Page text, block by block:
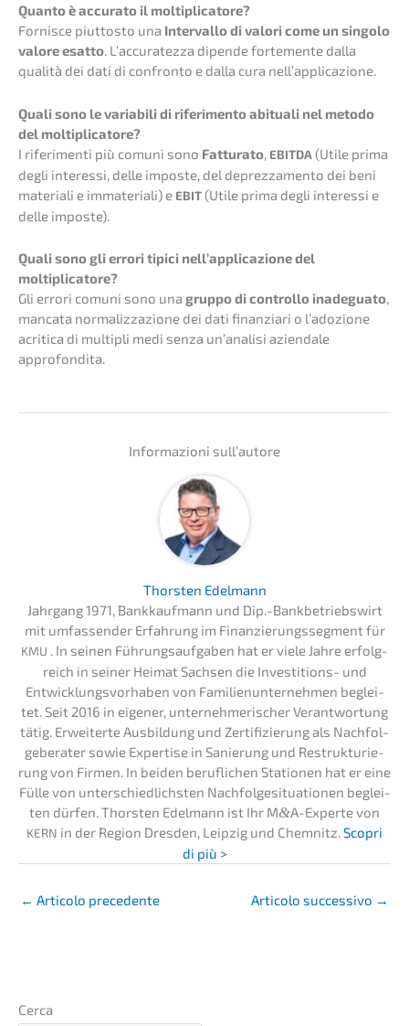
Quanto è accura­to il moltiplicatore?
Fornis­ce piuttosto una Inter­vallo di valori come un singo­lo
valore esatto. L’accu­ra­tez­za dipen­de forte­men­te dalla
quali­tà dei dati di confron­to e dalla cura nell’applicazione.
Quali sono le varia­bi­li di riferi­men­to abitua­li nel metodo
del moltiplicatore?
I riferi­men­ti più comuni sono Fattu­ra­to, EBITDA (Utile prima
degli inter­es­si, delle impos­te, del deprezzamen­to dei beni
materia­li e immate­ria­li) e EBIT (Utile prima degli inter­es­si e
delle imposte).
Quali sono gli errori tipici nell’ap­pli­ca­zio­ne del
moltiplicatore?
Gli errori comuni sono una gruppo di control­lo inade­gua­to,
manca­ta norma­liz­za­zio­ne dei dati finan­zia­ri o l’ado­zio­ne
acriti­ca di multi­pli medi senza un’ana­li­si aziend­a­le
approfondita.
Infor­ma­zio­ni sull’autore
Thors­ten Edelmann
Jahrgang 1971, Bankkauf­mann und Dip.-Bankbetriebswirt
mit umfas­sen­der Erfah­rung im Finan­zie­rungs­seg­ment für
KMU . In seinen Führungs­auf­ga­ben hat er viele Jahre erfolg­
reich in seiner Heimat Sachsen die Inves­ti­ti­ons- und
Entwick­lungs­vor­ha­ben von Famili­en­un­ter­neh­men beglei­
tet. Seit 2016 in eigener, unter­neh­me­ri­scher Verant­wor­tung
tätig. Erwei­ter­te Ausbil­dung und Zerti­fi­zie­rung als Nachfol­
ge­be­ra­ter sowie Exper­ti­se in Sanie­rung und Restruk­tu­rie­
rung von Firmen. In beiden beruf­li­chen Statio­nen hat er eine
Fülle von unter­schied­lichs­ten Nachfol­ge­si­tua­tio­nen beglei­
ten dürfen. Thors­ten Edelmann ist Ihr M&A-Experte von
KERN in der Region Dresden, Leipzig und Chemnitz.Scopri
di più >
← Artico­lo precedente Artico­lo succes­si­vo →
Cerca